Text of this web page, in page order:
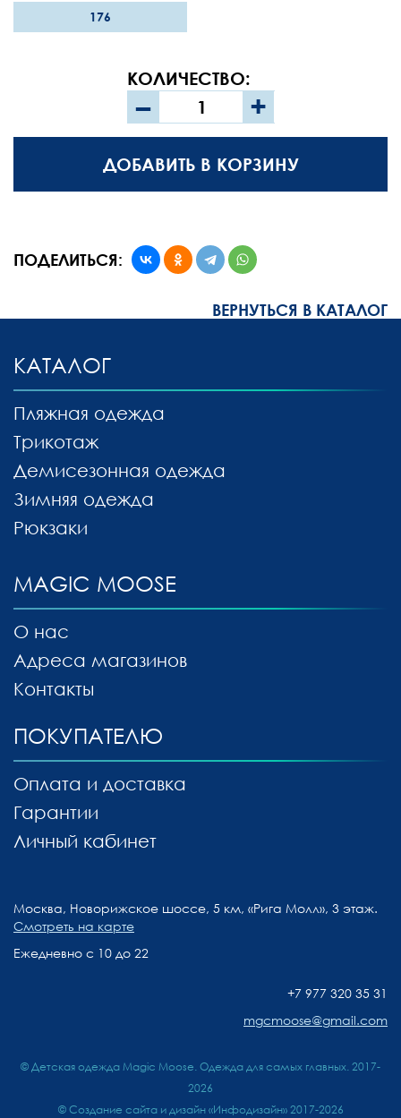
176
КОЛИЧЕСТВО:
– +
ДОБАВИТЬ В КОРЗИНУ
ПОДЕЛИТЬСЯ:
ВЕРНУТЬСЯ В КАТАЛОГ
MAGIC MOOSE
О нас
Адреса магазинов
Контакты
КАТАЛОГ
Пляжная одежда
Трикотаж
Демисезонная одежда
Зимняя одежда
Рюкзаки
ПОКУПАТЕЛЮ
Оплата и доставка
Гарантии
Личный кабинет
Москва, Новорижское шоссе, 5 км, «Рига Молл», 3 этаж.
Смотреть на карте
Ежедневно с 10 до 22
+7 977 320 35 31
mgcmoose@gmail.com
© Детская одежда Magic Moose. Одежда для самых главных. 2017-
2026
© Создание сайта и дизайн «Инфодизайн»2017-2026